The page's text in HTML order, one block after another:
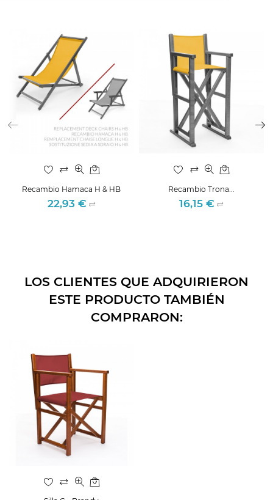
Recambio Hamaca H & HB
Precio
22,93 €
Recambio Trona...
Precio
16,15 €
LOS CLIENTES QUE ADQUIRIERON
ESTE PRODUCTO TAMBIÉN
COMPRARON: